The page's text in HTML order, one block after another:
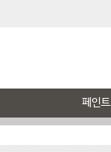
페인트